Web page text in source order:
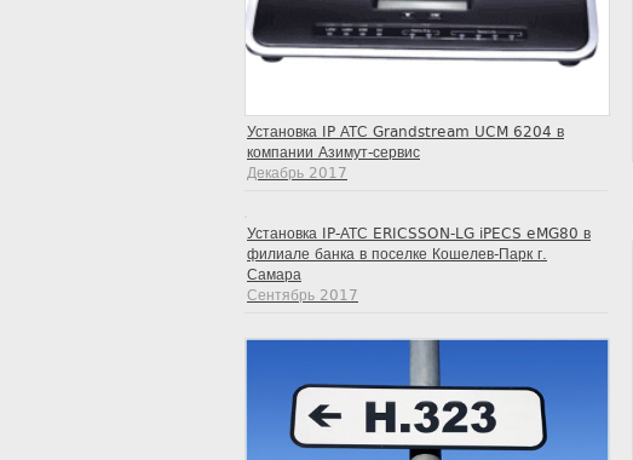
Установка IP АТС Grandstream UCM 6204 в
компании Азимут-сервис
Декабрь 2017
Установка IP-АТС ERICSSON-LG iPECS eMG80 в
филиале банка в поселке Кошелев-Парк г.
Самара
Сентябрь 2017